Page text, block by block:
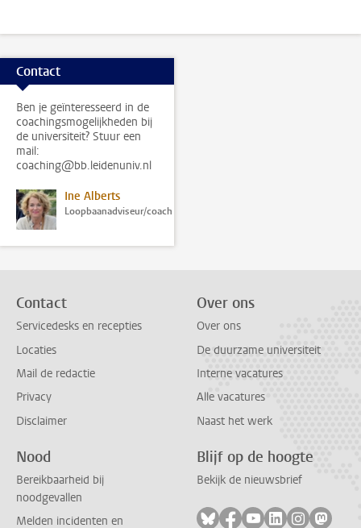
Contact
Ben je geïnteresseerd in de
coachingsmogelijkheden bij
de universiteit? Stuur een
mail:
coaching@bb.leidenuniv.nl
Ine Alberts
Loopbaanadviseur/coach
Contact
Servicedesks en recepties
Locaties
Mail de redactie
Privacy
Disclaimer
Over ons
Over ons
De duurzame universiteit
Interne vacatures
Alle vacatures
Naast het werk
Nood
Bereikbaarheid bij
noodgevallen
Melden incidenten en
Blijf op de hoogte
Bekijk de nieuwsbrief
Volg ons op bluesky
Volg ons op facebook
Volg ons op
Volg ons op
Volg ons
Volg